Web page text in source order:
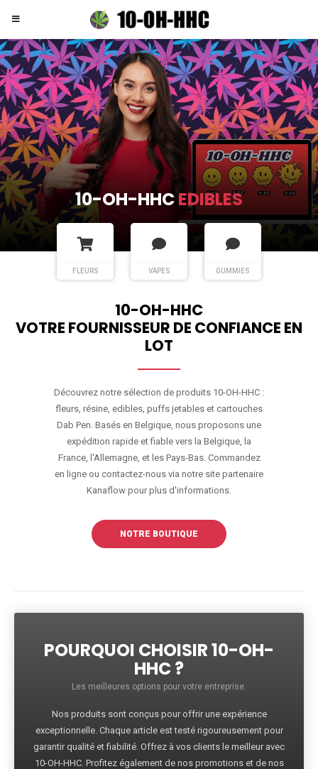
10-OH-HHCEDIBLES
FLEURS VAPES GUMMIES
10-OH-HHC
VOTRE FOURNISSEUR DE CONFIANCE EN
LOT
Découvrez notre sélection de produits 10-OH-HHC :
fleurs, résine, edibles, puffs jetables et cartouches
Dab Pen. Basés en Belgique, nous proposons une
expédition rapide et fiable vers la Belgique, la
France, l'Allemagne, et les Pays-Bas. Commandez
en ligne ou contactez-nous via notre site partenaire
Kanaflow pour plus d'informations.
NOTRE BOUTIQUE
POURQUOI CHOISIR 10-OH-
HHC ?
Les meilleures options pour votre entreprise.
Nos produits sont conçus pour offrir une expérience
exceptionnelle. Chaque article est testé rigoureusement pour
garantir qualité et fiabilité. Offrez à vos clients le meilleur avec
10-OH-HHC. Profitez également de nos promotions et de nos